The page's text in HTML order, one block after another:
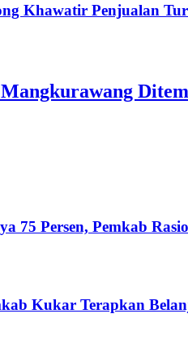
Khawatir Penjualan
75 Persen, Pemkab
Kukar Terapkan